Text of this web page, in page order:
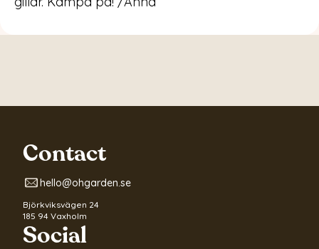
Contact
hello@ohgarden.se
Björkviksvägen 24
185 94 Vaxholm
Social